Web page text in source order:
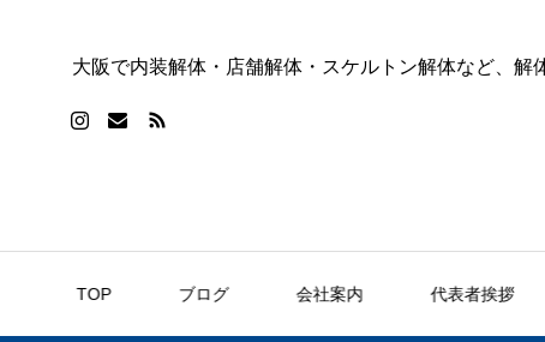
大阪で内装解体・店舗解体・スケルトン解体など、解
TOP ブログ 会社案内 代表者挨拶